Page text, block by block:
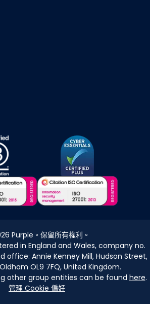
Purple。保留所有權利。
in England and Wales, company no.
office: Annie Kenney Mill, Hudson Street,
OL9 7FQ, United Kingdom.
other group entities can be found here.
管理 Cookie 偏好